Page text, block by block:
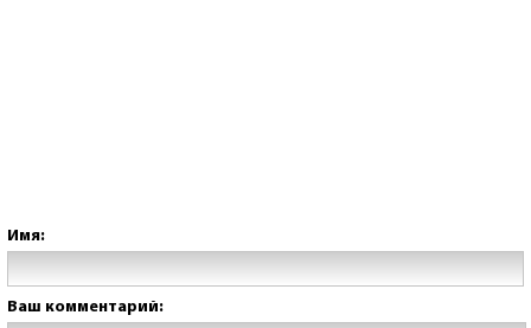
Имя:
Ваш комментарий: